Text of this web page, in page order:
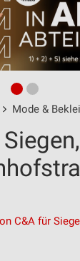
Mode &
C&A für